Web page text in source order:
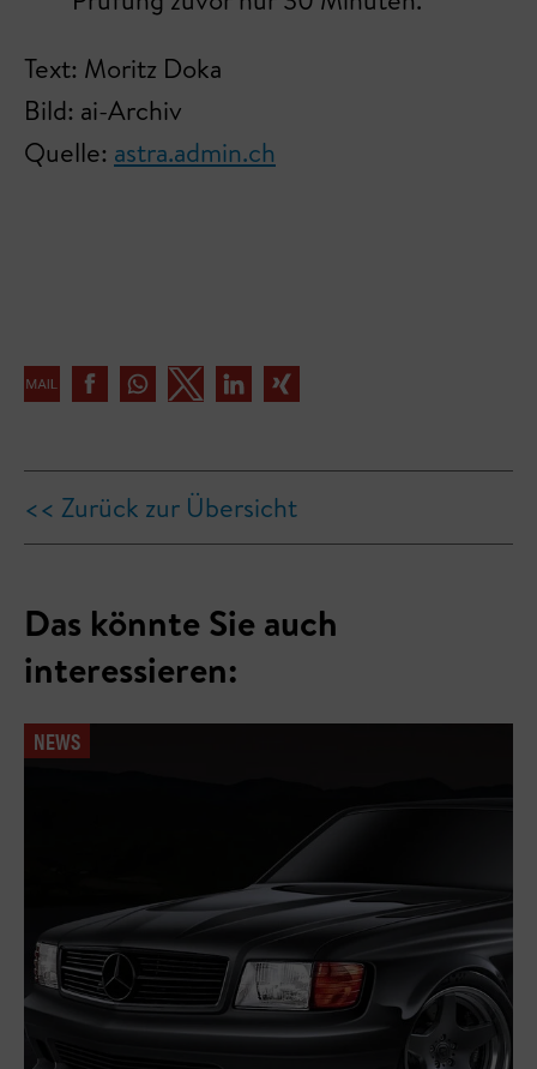
Text: Moritz Doka
Bild: ai-Archiv
Quelle: astra.admin.ch
<< Zurück zur Übersicht
Das könnte Sie auch
interessieren:
NEWS